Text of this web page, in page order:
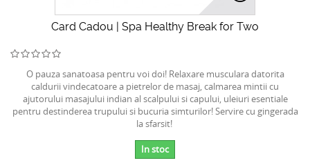
Card Cadou | Spa Healthy Break for Two
O pauza sanatoasa pentru voi doi! Relaxare musculara datorita
caldurii vindecatoare a pietrelor de masaj, calmarea mintii cu
ajutorului masajului indian al scalpului si capului, uleiuri esentiale
pentru destinderea trupului si bucuria simturilor! Servire cu gingerada
la sfarsit!
In stoc